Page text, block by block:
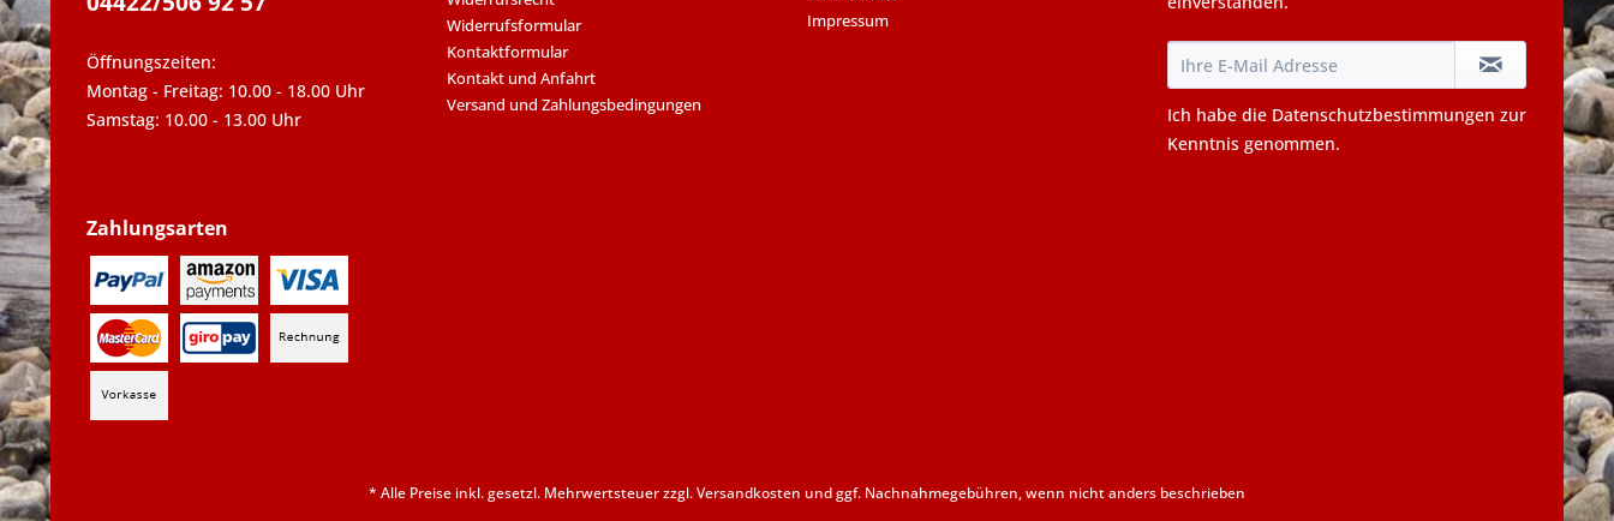
Öffnungszeiten:
Montag - Freitag: 10.00 - 18.00 Uhr
Samstag: 10.00 - 13.00 Uhr
Widerrufsformular
Kontaktformular
Kontakt und Anfahrt
Versand und Zahlungsbedingungen
Impressum
Ich habe die Datenschutzbestimmungen zur
Kenntnis genommen.
Zahlungsarten
* Alle Preise inkl. gesetzl. Mehrwertsteuer zzgl.Versandkosten und ggf. Nachnahmegebühren, wenn nicht anders beschrieben